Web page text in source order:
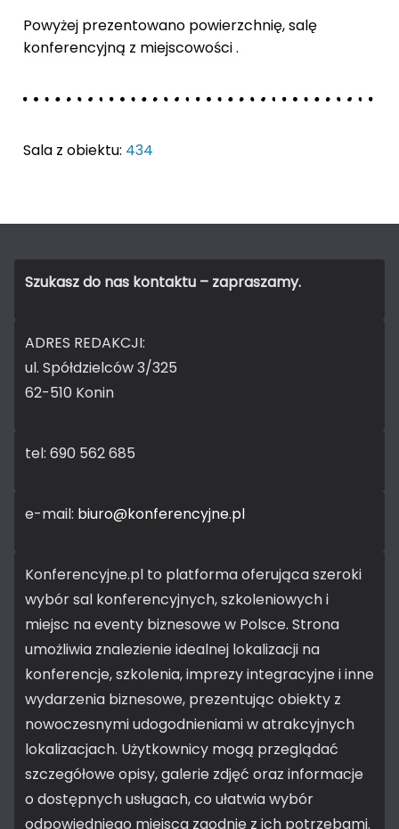
Powyżej prezentowano powierzchnię, salę
konferencyjną z miejscowości .
Sala z obiektu: 434
Szukasz do nas kontaktu – zapraszamy.
ADRES REDAKCJI:
ul. Spółdzielców 3/325
62-510 Konin
tel: 690 562 685
e-mail: biuro@konferencyjne.pl
Konferencyjne.pl to platforma oferująca szeroki
wybór sal konferencyjnych, szkoleniowych i
miejsc na eventy biznesowe w Polsce. Strona
umożliwia znalezienie idealnej lokalizacji na
konferencje, szkolenia, imprezy integracyjne i inne
wydarzenia biznesowe, prezentując obiekty z
nowoczesnymi udogodnieniami w atrakcyjnych
lokalizacjach. Użytkownicy mogą przeglądać
szczegółowe opisy, galerie zdjęć oraz informacje
o dostępnych usługach, co ułatwia wybór
odpowiedniego miejsca zgodnie z ich potrzebami.